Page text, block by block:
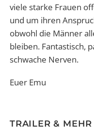
viele starke Frauen
und um ihren
obwohl die Männer
bleiben. Fantastisch,
schwache Nerven.
Euer Emu
TRAILER & MEHR